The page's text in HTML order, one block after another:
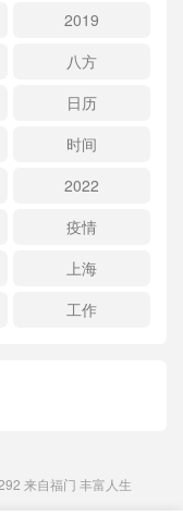
2019
八方
日历
时间
2022
疫情
上海
工作
来自福门 丰富人生